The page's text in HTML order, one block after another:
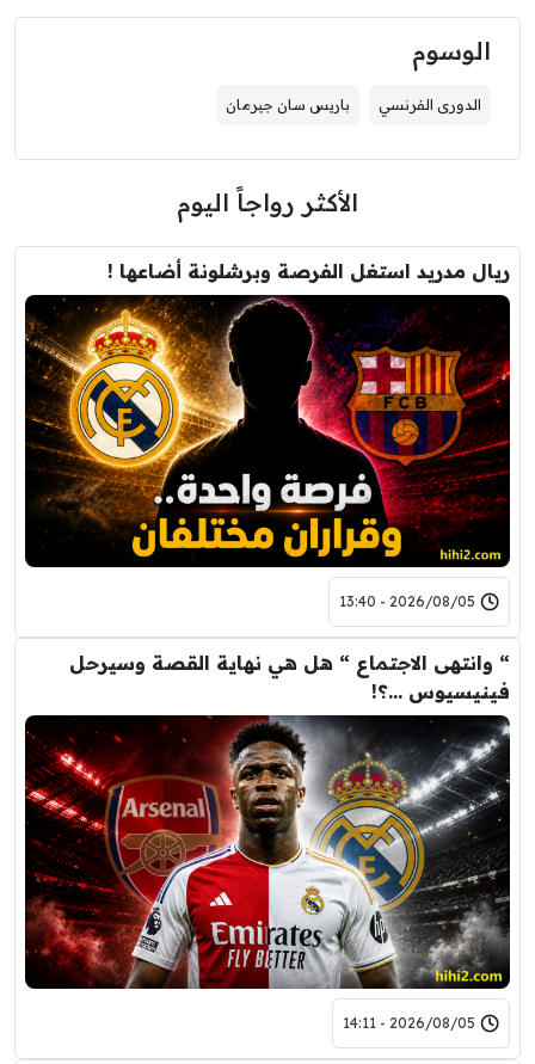
الوسوم
الدورى الفرنسي باريس سان جيرمان
الأكثر رواجاً اليوم
ريال مدريد استغل الفرصة وبرشلونة أضاعها !
2026/08/05 - 13:40
“ وانتهى الاجتماع “ هل هي نهاية القصة وسيرحل
فينيسيوس …؟!
2026/08/05 - 14:11